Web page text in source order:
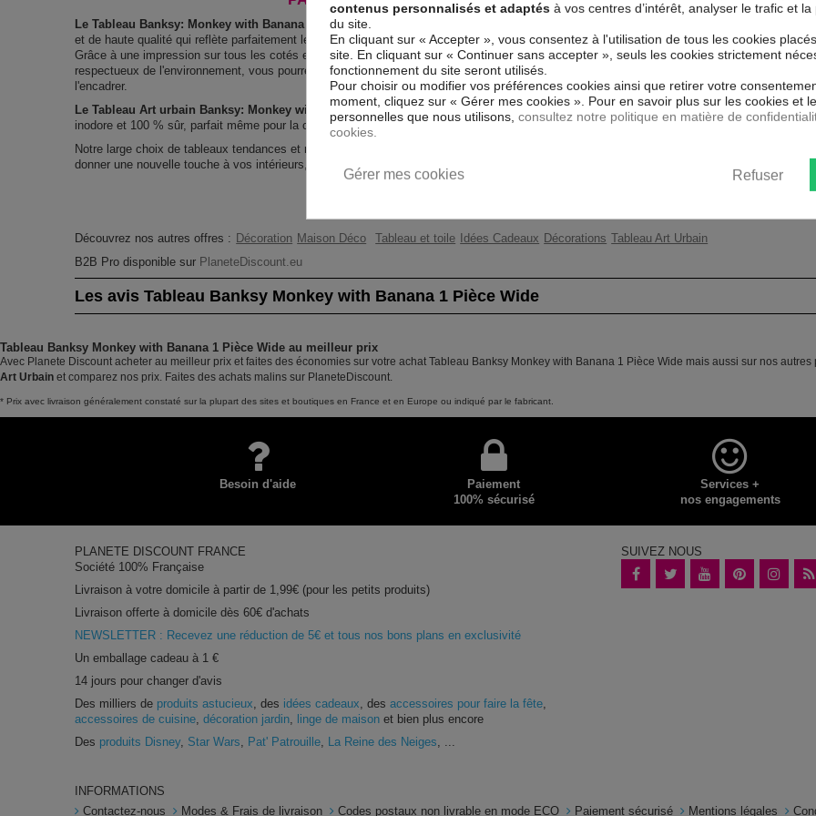
Le Tableau Banksy: Monkey with Banana (1 Part) Wide
et de haute qualité qui reflète parfaitement les couleurs avec des détails parfaitement reproduits.
Grâce à une impression sur tous les cotés et une toile tendue sur un châssis fait de matériaux
respectueux de l'environnement, vous pourrez suspendre le tableau immédiatement sans avoir à
l'encadrer.
Le Tableau Art urbain Banksy: Monkey with Banana (1 Part) Wideest résistant aux rayons UV,
inodore et 100 % sûr, parfait même pour la chambre à coucher et la chambre des enfants.
Notre large choix de tableaux tendances et modernes constituent un moyen simple et pas cher de
donner une nouvelle touche à vos intérieurs, il y en a pour tous les goût.
Thème
Impression
Découvrez nos autres offres : Décoration Maison Déco Tableau et toile Idées Cadeaux Décorations Tableau Art Urbain
B2B Pro disponible sur PlaneteDiscount.eu
Les avis Tableau Banksy Monkey with Banana 1 Pièce Wide
Tableau Banksy Monkey with Banana 1 Pièce Wide au meilleur prix
Avec Planete Discount acheter au meilleur prix et faites des économies sur votre achat Tableau Banksy Monkey with Banana 1 Pièce Wide mais aussi sur nos
Art Urbain et comparez nos prix. Faites des achats malins sur PlaneteDiscount.
* Prix avec livraison généralement constaté sur la plupart des sites et boutiques en France et en Europe ou indiqué par le fabricant.
Besoin d'aide
Paiement
100% sécurisé
Services +
nos engagements
PLANETE DISCOUNT FRANCE
Société 100% Française
Livraison à votre domicile à partir de 1,99€ (pour les petits produits)
Livraison offerte à domicile dès 60€ d'achats
NEWSLETTER : Recevez une réduction de 5€ et tous nos bons plans en exclusivité
Un emballage cadeau à 1 €
14 jours pour changer d'avis
Des milliers de produits astucieux , des idées cadeaux , desaccessoires pour faire la fête
accessoires de cuisine ,décoration jardin linge de maison et bien plus encore
Des produits Disney, Star Wars Pat' Patrouille La Reine des Neiges
SUIVEZ NOUS
INFORMATIONS
Contactez-nous
Modes & Frais de livraison Codes postaux non livrable en mode ECO Paiement sécurisé Mentions légales
contenus personnalisés et adaptés à vos centres d’intérêt, analyser le trafic et
du site.
En cliquant sur « Accepter », vous consentez à l'utilisation de tous les cookies
site. En cliquant sur « Continuer sans accepter », seuls les cookies strictement
fonctionnement du site seront utilisés.
Pour choisir ou modifier vos préférences cookies ainsi que retirer votre
moment, cliquez sur « Gérer mes cookies ». Pour en savoir plus sur les cookies et
personnelles que nous utilisons, consultez notre politique en matière de
cookies.
Refuser
Gérer mes cookies